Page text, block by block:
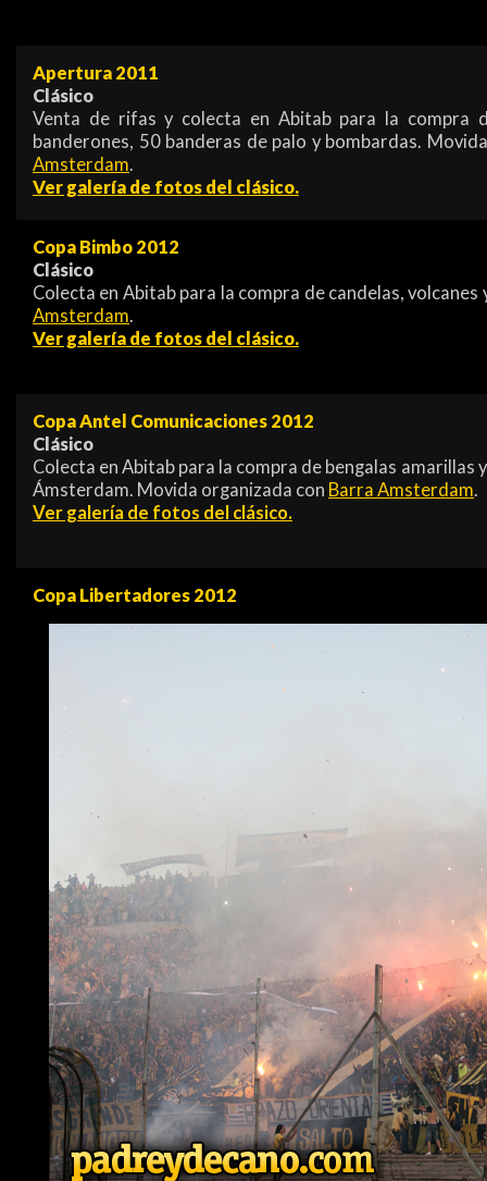
Apertura 2011
Clásico
Venta de rifas y colecta en Abitab para la compra
banderones, 50 banderas de palo y bombardas.
Amsterdam.
Ver galería de fotos del clásico.
Copa Bimbo 2012
Clásico
Colecta en Abitab para la compra de candelas,
Amsterdam.
Ver galería de fotos del clásico.
Copa Antel Comunicaciones 2012
Clásico
Colecta en Abitab para la compra de bengalas
Ámsterdam. Movida organizada con Barra Amsterdam.
Ver galería de fotos del clásico.
Copa Libertadores 2012